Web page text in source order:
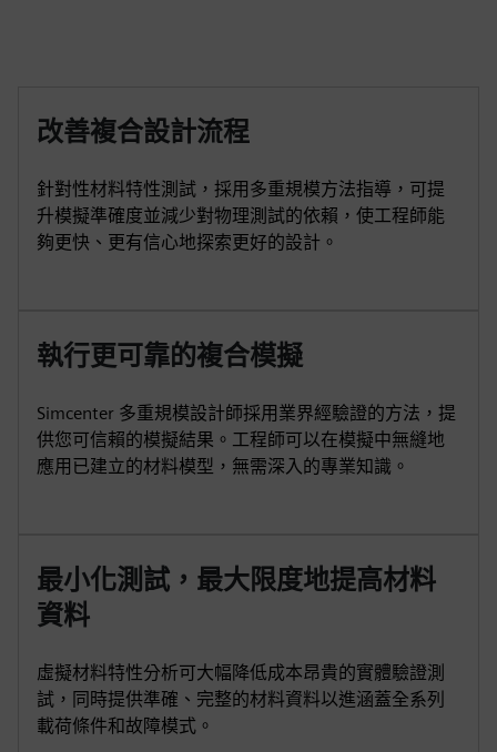
改善複合設計流程
針對性材料特性測試，採用多重規模方法指導，可提
升模擬準確度並減少對物理測試的依賴，使工程師能
夠更快、更有信心地探索更好的設計。
執行更可靠的複合模擬
Simcenter 多重規模設計師採用業界經驗證的方法，提
供您可信賴的模擬結果。工程師可以在模擬中無縫地
應用已建立的材料模型，無需深入的專業知識。
最小化測試，最大限度地提高材料
資料
虛擬材料特性分析可大幅降低成本昂貴的實體驗證測
試，同時提供準確、完整的材料資料以進涵蓋全系列
載荷條件和故障模式。